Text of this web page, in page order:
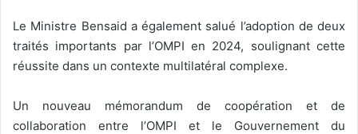
Le Ministre Bensaid a également salué l’adoption de deux
traités importants par l’OMPI en 2024, soulignant cette
réussite dans un contexte multilatéral complexe.
Un nouveau mémorandum de coopération et de
collaboration entre l’OMPI et le Gouvernement du